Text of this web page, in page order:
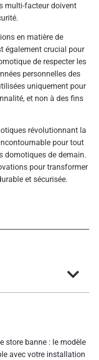
multi-facteur doivent
en matière de
également crucial pour
de respecter les
personnelles des
uniquement pour
et non à des fins
révolutionnant la
pour tout
domotiques de demain.
pour transformer
et sécurisée.
store banne : le modèle
avec votre installation